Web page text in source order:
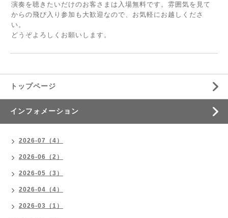
演奏を聴きたいだけのお客さまは入場無料です。雰囲気を見て
からの飛び入り参加も大歓迎なので、お気軽にお越しくださ
い。
どうぞよろしくお願いします。
トップページ
インフォメーション
2026-07（4）
2026-06（2）
2026-05（3）
2026-04（4）
2026-03（1）